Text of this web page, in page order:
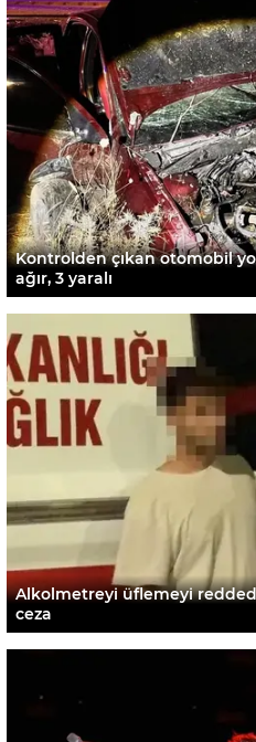
Kontrolden çıkan otomobil
ağır, 3 yaralı
Alkolmetreyi üflemeyi
ceza